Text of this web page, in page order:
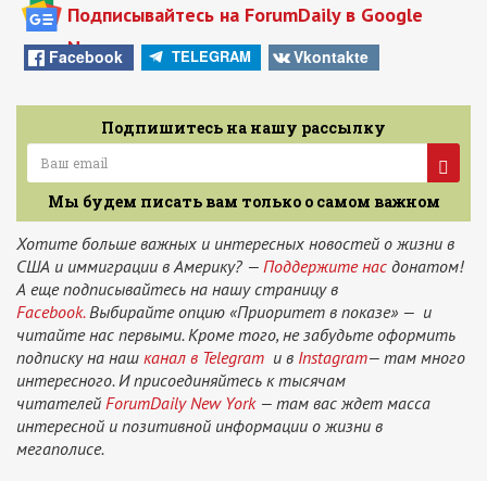
Подписывайтесь на ForumDaily в Google
News
Facebook TELEGRAM Vkontakte
Подпишитесь на нашу рассылку
Мы будем писать вам только о самом важном
Хотите больше важных и интересных новостей о жизни в
США и иммиграции в Америку? — Поддержите нас донатом!
А еще подписывайтесь на нашу страницу в
Facebook.Выбирайте опцию «Приоритет в показе» — и
читайте нас первыми. Кроме того, не забудьте оформить
подписку на наш канал в Telegram и в Instagram— там много
интересного. И присоединяйтесь к тысячам
читателей ForumDaily New York— там вас ждет масса
интересной и позитивной информации о жизни в
мегаполисе.